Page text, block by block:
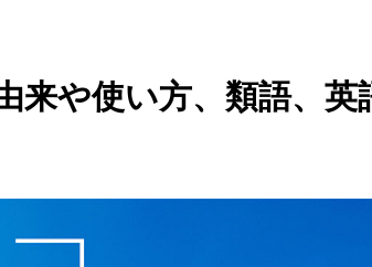
来や使い方、類語、英